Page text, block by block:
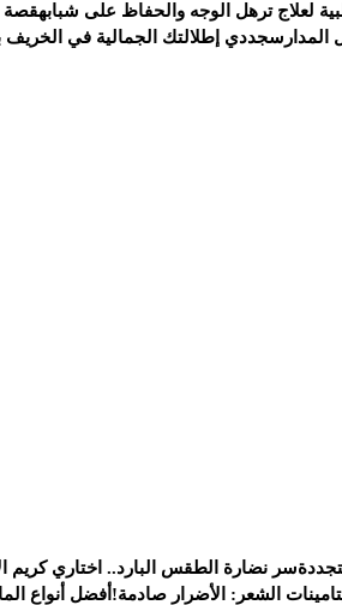
لعلاج ترهل الوجه والحفاظ على شبابهقصة
المدارسجددي إطلالتك الجمالية في
سر نضارة الطقس البارد.. اختاري كريم
الشعر: الأضرار صادمة! أفضل أنواع